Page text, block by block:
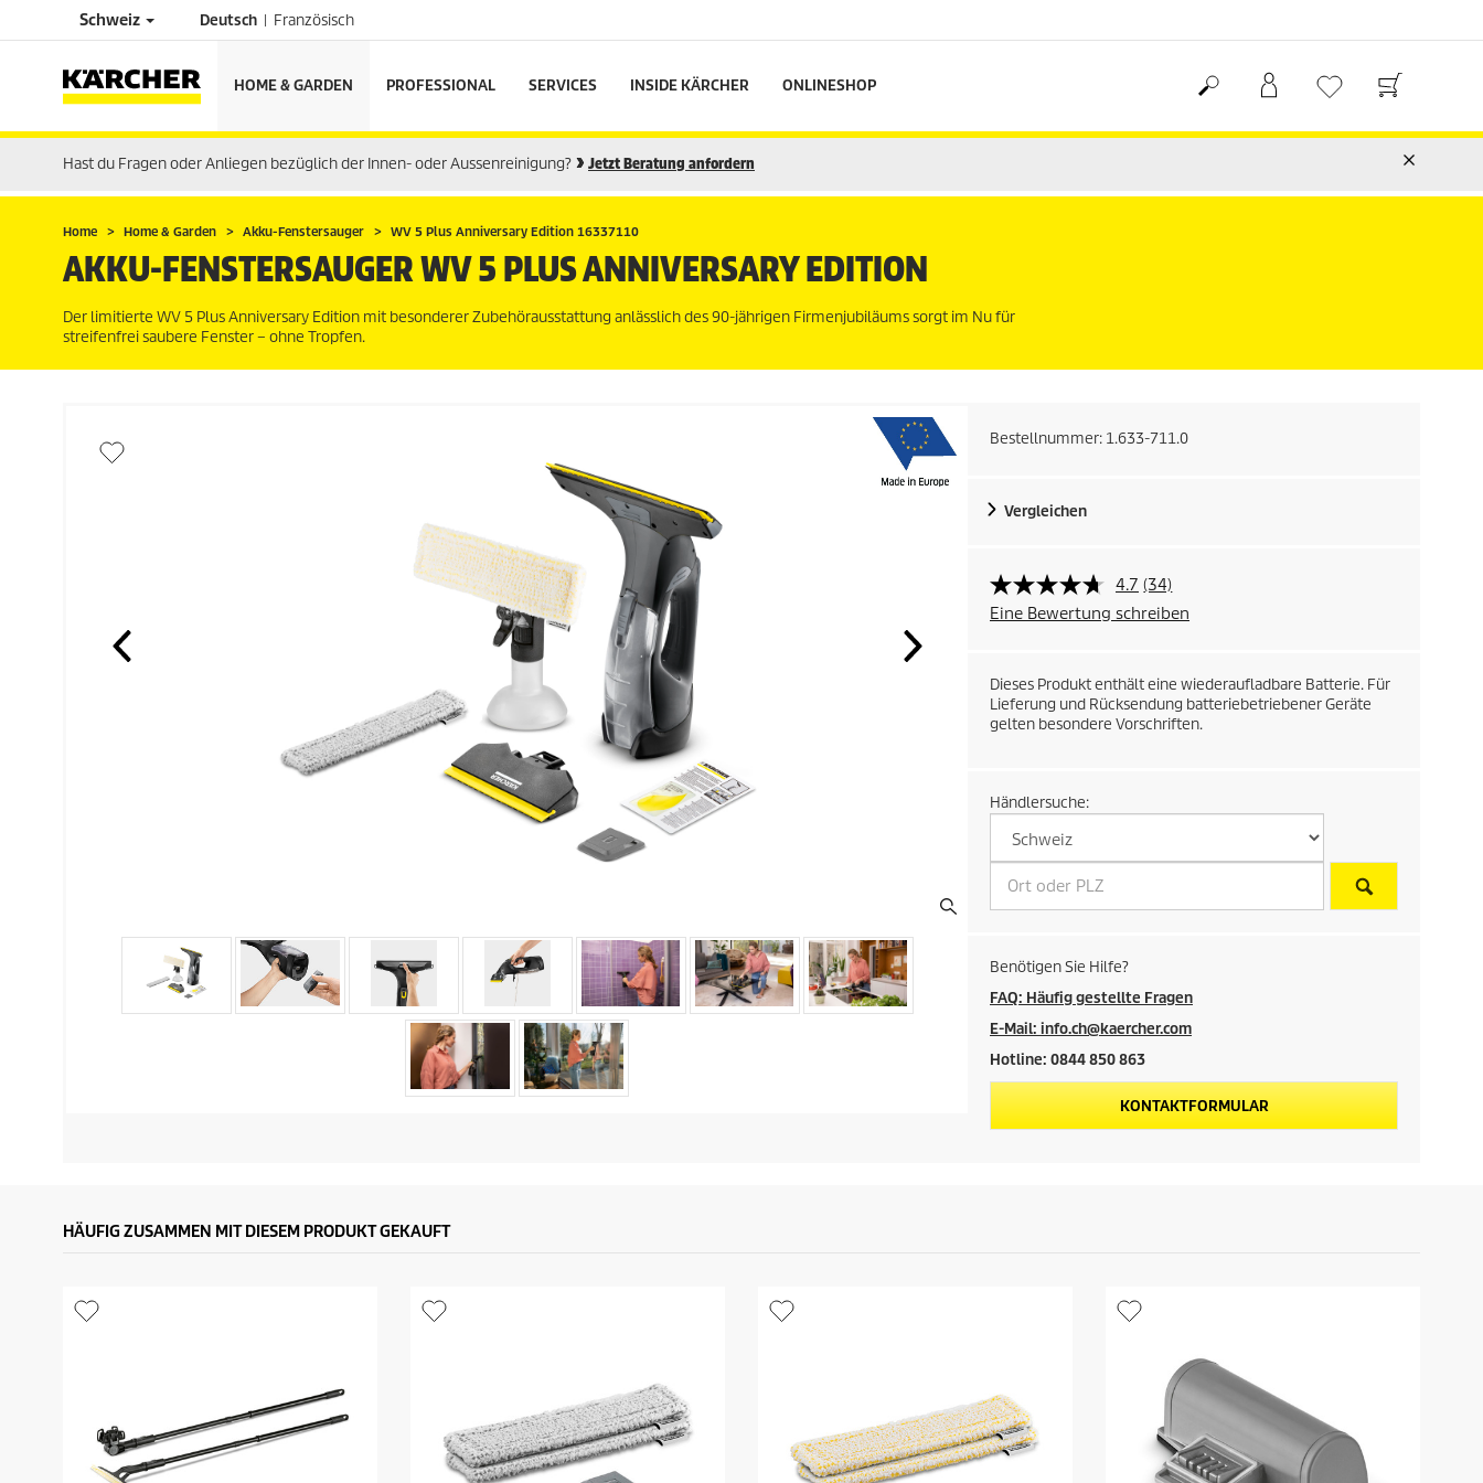
Schweiz Deutsch Französisch
HOME & GARDEN PROFESSIONAL SERVICES INSIDE KÄRCHER ONLINESHOP
Hast du Fragen oder Anliegen bezüglich der Innen- oder Aussenreinigung? Jetzt Beratung anfordern
Home Home & Garden Akku-Fenstersauger WV 5 Plus Anniversary Edition 16337110
AKKU-FENSTERSAUGER WV 5 PLUS ANNIVERSARY EDITION
Der limitierte WV 5 Plus Anniversary Edition mit besonderer Zubehörausstattung anlässlich des 90-jährigen Firmenjubiläums sorgt im Nu für
streifenfrei saubere Fenster – ohne Tropfen.
Bestellnummer: 1.633-711.0
Vergleichen
4.7 (34)
Eine Bewertung schreiben
Dieses Produkt enthält eine wiederaufladbare Batterie. Für
Lieferung und Rücksendung batteriebetriebener Geräte
gelten besondere Vorschriften.
Händlersuche:
Benötigen Sie Hilfe?
FAQ: Häufig gestellte Fragen
E-Mail: info.ch@kaercher.com
Hotline: 0844 850 863
KONTAKTFORMULAR
HÄUFIG ZUSAMMEN MIT DIESEM PRODUKT GEKAUFT